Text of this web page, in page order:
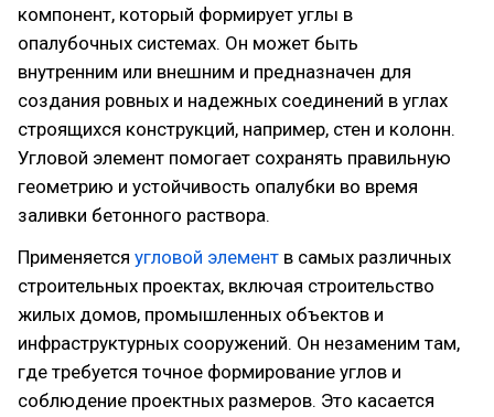
компонент, который формирует углы в
опалубочных системах. Он может быть
внутренним или внешним и предназначен для
создания ровных и надежных соединений в углах
строящихся конструкций, например, стен и колонн.
Угловой элемент помогает сохранять правильную
геометрию и устойчивость опалубки во время
заливки бетонного раствора.
Применяется угловой элемент в самых различных
строительных проектах, включая строительство
жилых домов, промышленных объектов и
инфраструктурных сооружений. Он незаменим там,
где требуется точное формирование углов и
соблюдение проектных размеров. Это касается